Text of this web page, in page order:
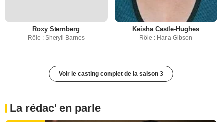
Roxy Sternberg
Rôle : Sheryll Barnes
Keisha Castle-Hughes
Rôle : Hana Gibson
Voir le casting complet de la saison 3
La rédac' en parle